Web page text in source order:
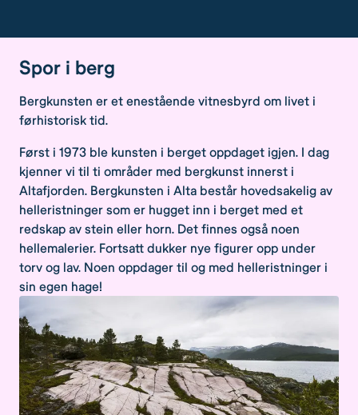
Spor i berg
Bergkunsten er et enestående vitnesbyrd om livet i
førhistorisk tid.
Først i 1973 ble kunsten i berget oppdaget igjen. I dag
kjenner vi til ti områder med bergkunst innerst i
Altafjorden. Bergkunsten i Alta består hovedsakelig av
helleristninger som er hugget inn i berget med et
redskap av stein eller horn. Det finnes også noen
hellemalerier. Fortsatt dukker nye figurer opp under
torv og lav. Noen oppdager til og med helleristninger i
sin egen hage!